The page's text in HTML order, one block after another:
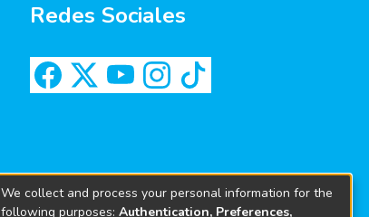
Redes Sociales
We collect and process your personal information for the
following purposes: Authentication, Preferences,